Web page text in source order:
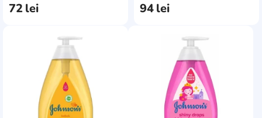
72lei 94lei
AddCardToFavourite